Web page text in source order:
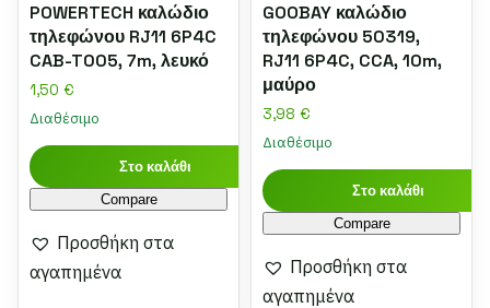
POWERTECH καλώδιο
τηλεφώνου RJ11 6P4C
CAB-T005, 7m, λευκό
1,50 €
Διαθέσιμο
Στο καλάθι
Compare
Προσθήκη στα
αγαπημένα
GOOBAY καλώδιο
τηλεφώνου 50319,
RJ11 6P4C, CCA, 10m,
μαύρο
3,98 €
Διαθέσιμο
Στο καλάθι
Compare
Προσθήκη στα
αγαπημένα